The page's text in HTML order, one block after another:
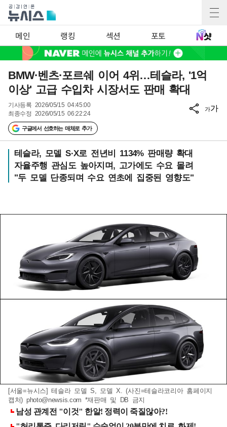
메인 랭킹 섹션 포토
BMW·벤츠·포르쉐 이어 4위…테슬라, '1억
이상' 고급 수입차 시장서도 판매 확대
기사등록 2026/05/15 04:45:00
최종수정 2026/05/15 06:22:24
구글에서 선호하는 매체로 추가
가가
테슬라, 모델 S·X로 전년비 1134% 판매량 확대
자율주행 관심도 높아지며, 고가에도 수요 몰려
"두 모델 단종되며 수요 연초에 집중된 영향도"
[서울=뉴시스] 테슬라 모델 S, 모델 X. (사진=테슬라코리아 홈페이지
캡처) photo@newsis.com *재판매 및 DB 금지